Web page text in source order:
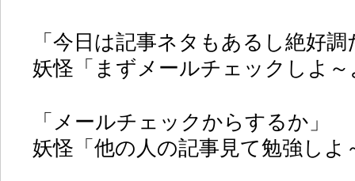
「今日は記事ネタもあるし絶好調
妖怪「まずメールチェックしよ～
「メールチェックからするか」
妖怪「他の人の記事見て勉強しよ